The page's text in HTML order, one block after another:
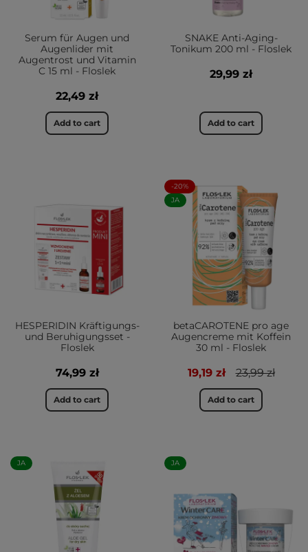
Serum für Augen und
Augenlider mit
Augentrost und Vitamin
C 15 ml - Floslek
22,49 zł
Add to cart
SNAKE Anti-Aging-
Tonikum 200 ml - Floslek
29,99 zł
Add to cart
HESPERIDIN Kräftigungs-
und Beruhigungsset -
Floslek
74,99 zł
Add to cart
-20%
JA
betaCAROTENE pro age
Augencreme mit Koffein
30 ml - Floslek
19,19 zł 23,99 zł
Add to cart
JA JA